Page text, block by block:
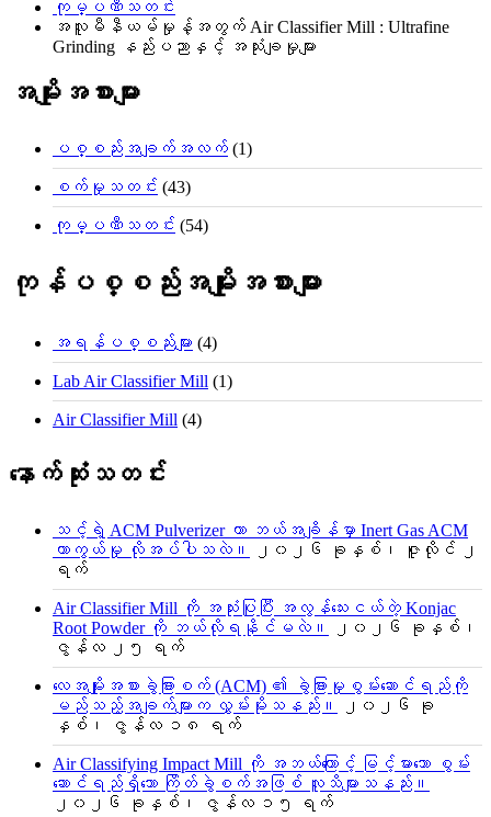
ကုမ္ပဏီသတင်း
အလူမီနီယမ်မှုန့်အတွက် Air Classifier Mill : Ultrafine
Grinding နည်းပညာနှင့် အသုံးချမှုများ
အမျိုးအစားများ
ပစ္စည်းအချက်အလက် (1)
စက်မှုသတင်း (43)
ကုမ္ပဏီသတင်း (54)
ကုန်ပစ္စည်းအမျိုးအစားများ
အရန်ပစ္စည်းများ (4)
Lab Air Classifier Mill (1)
Air Classifier Mill (4)
နောက်ဆုံးသတင်း
သင့်ရဲ့ ACM Pulverizer ဟာ ဘယ်အချိန်မှာ Inert Gas ACM
ကာကွယ်မှု လိုအပ်ပါသလဲ။
၂၀၂၆ ခုနှစ်၊ ဇူလိုင် ၂
ရက်
Air Classifier Mill ကို အသုံးပြုပြီး အလွန်သေးငယ်တဲ့ Konjac
Root Powder ကို ဘယ်လိုရနိုင်မလဲ။
၂၀၂၆ ခုနှစ်၊
ဇွန်လ ၂၅ ရက်
လေအမျိုးအစားခွဲခြားစက် (ACM) ၏ ခွဲခြားမှုစွမ်းဆောင်ရည်ကို
မည်သည့်အချက်များက လွှမ်းမိုးသနည်း။
၂၀၂၆ ခု
နှစ်၊ ဇွန်လ ၁၈ ရက်
Air Classifying Impact Mill ကို အဘယ်ကြောင့် မြင့်မားသော စွမ်း
ဆောင်ရည်ရှိသော ကြိတ်ခွဲစက်အဖြစ် လူသိများသနည်း။
၂၀၂၆ ခုနှစ်၊ ဇွန်လ ၁၅ ရက်